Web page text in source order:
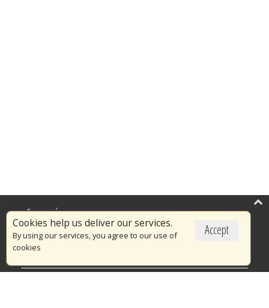
Accept
Cookies help us deliver our services.
By using our services, you agree to our use of
cookies
Επικαιρότητα
Το Πυροσβεστικό Σώμα